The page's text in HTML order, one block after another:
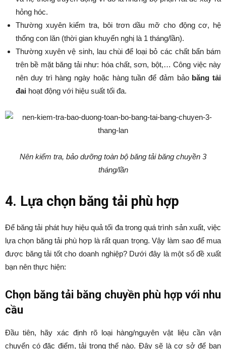
hỏng hóc.
Thường xuyên kiểm tra, bôi trơn dầu mỡ cho động cơ, hệ
thống con lăn (thời gian khuyến nghị là 1 tháng/lần).
Thường xuyên vệ sinh, lau chùi để loại bỏ các chất bẩn bám
trên bề mặt băng tải như: hóa chất, sơn, bột,… Công việc này
nên duy trì hàng ngày hoặc hàng tuần để đảm bảo băng tải
đai hoạt động với hiệu suất tối đa.
Nên kiểm tra, bảo dưỡng toàn bộ băng tải băng chuyền 3
tháng/lần
4. Lựa chọn băng tải phù hợp
Để băng tải phát huy hiệu quả tối đa trong quá trình sản xuất, việc
lựa chọn băng tải phù hợp là rất quan trọng. Vậy làm sao để mua
được băng tải tốt cho doanh nghiệp? Dưới đây là một số đề xuất
bạn nên thực hiện:
Chọn băng tải băng chuyền phù hợp với nhu
cầu
Đầu tiên, hãy xác định rõ loại hàng/nguyên vật liệu cần vận
chuyển có đặc điểm, tải trọng thế nào. Đây sẽ là cơ sở để bạn